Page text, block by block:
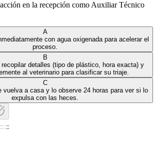
en la recepción como Auxiliar Técnico
A
con agua oxigenada para acelerar el
proceso.
B
detalles (tipo de plástico, hora exacta) y
al veterinario para clasificar su triaje.
C
vuelva a casa y lo observe 24 horas para ver si lo
expulsa con las heces.